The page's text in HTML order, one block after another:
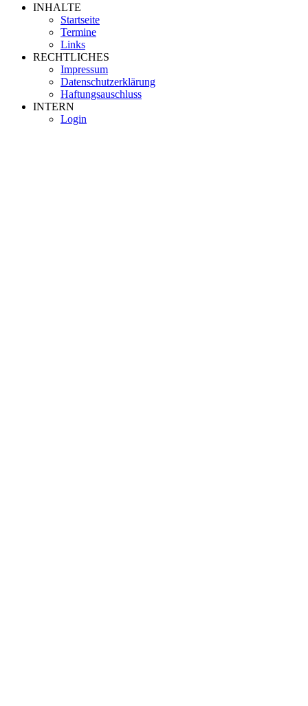
INHALTE
Startseite
Termine
Links
RECHTLICHES
Impressum
Datenschutzerklärung
Haftungsauschluss
INTERN
Login